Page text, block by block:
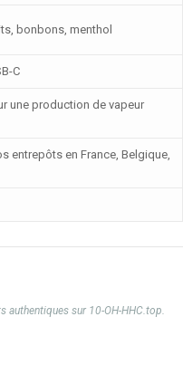
bonbons, menthol
C
une production de vapeur
entrepôts en France, Belgique,
authentiques sur 10-OH-HHC.top.